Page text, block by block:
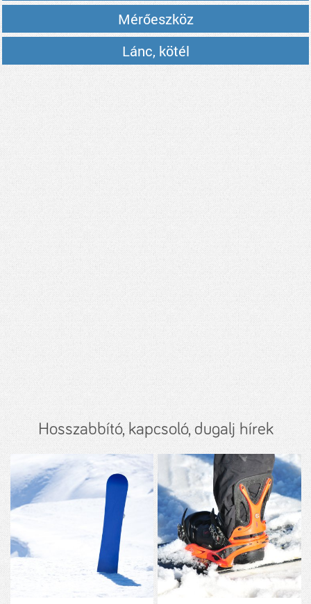
Mérőeszköz
Lánc, kötél
Hosszabbító, kapcsoló, dugalj hírek